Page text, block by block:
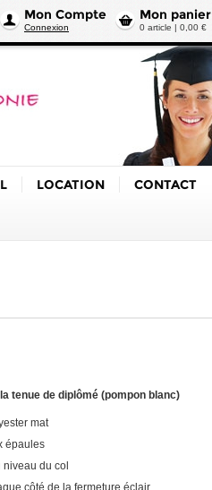
Mon panier
0 article | 0,00 €
Mon Compte
Connexion
LOCATION CONTACT
tenue de diplômé (pompon blanc)
mat
épaules
du col
côté de la fermeture éclair